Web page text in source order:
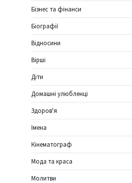
Бізнес та фінанси
Біографії
Відносини
Вірші
Діти
Домашні улюбленці
Здоров'я
Імена
Кінематограф
Мода та краса
Молитви